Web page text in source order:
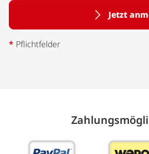
Jetzt
* Pflichtfelder